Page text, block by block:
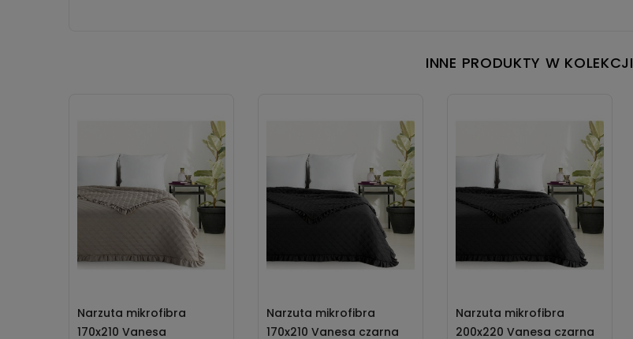
INNE PRODUKTY W KOLEKCJI
Narzuta mikrofibra
170x210 Vanesa
Narzuta mikrofibra
170x210 Vanesa czarna
Narzuta mikrofibra
200x220 Vanesa czarna